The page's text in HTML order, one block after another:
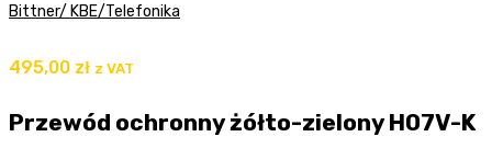
Bittner/ KBE/Telefonika
495,00 zł z VAT
Przewód ochronny żółto-zielony H07V-K